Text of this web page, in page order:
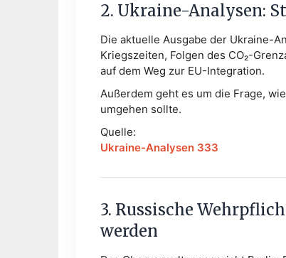
2. Ukraine-Analysen:
Die aktuelle Ausgabe der Ukraine-
Kriegszeiten, Folgen des CO₂-
auf dem Weg zur EU-Integration.
Außerdem geht es um die Frage,
umgehen sollte.
Quelle:
Ukraine-Analysen 333
3. Russische
werden